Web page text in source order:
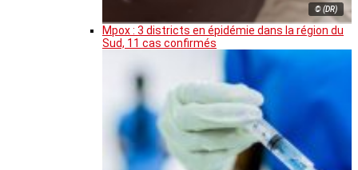
© (DR)
Mpox : 3 districts en épidémie dans la région du
Sud, 11 cas confirmés